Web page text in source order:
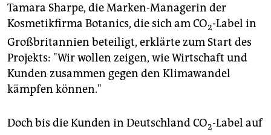
Tamara Sharpe, die Marken-Managerin der
Kosmetikfirma Botanics, die sich am CO2-Label in
Großbritannien beteiligt, erklärte zum Start des
Projekts: "Wir wollen zeigen, wie Wirtschaft und
Kunden zusammen gegen den Klimawandel
kämpfen können."
Doch bis die Kunden in Deutschland CO2-Label auf